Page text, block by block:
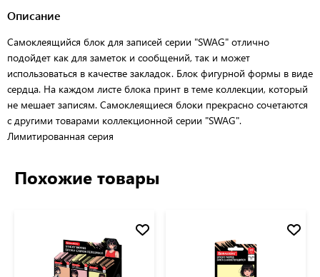
Описание
Самоклеящийся блок для записей серии "SWAG" отлично
подойдет как для заметок и сообщений, так и может
использоваться в качестве закладок. Блок фигурной формы в виде
сердца. На каждом листе блока принт в теме коллекции, который
не мешает записям. Самоклеящиеся блоки прекрасно сочетаются
с другими товарами коллекционной серии "SWAG".
Лимитированная серия
Похожие товары